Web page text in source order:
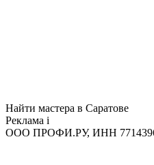
Найти мастера в Саратове
Реклама i
ООО ПРОФИ.РУ, ИНН